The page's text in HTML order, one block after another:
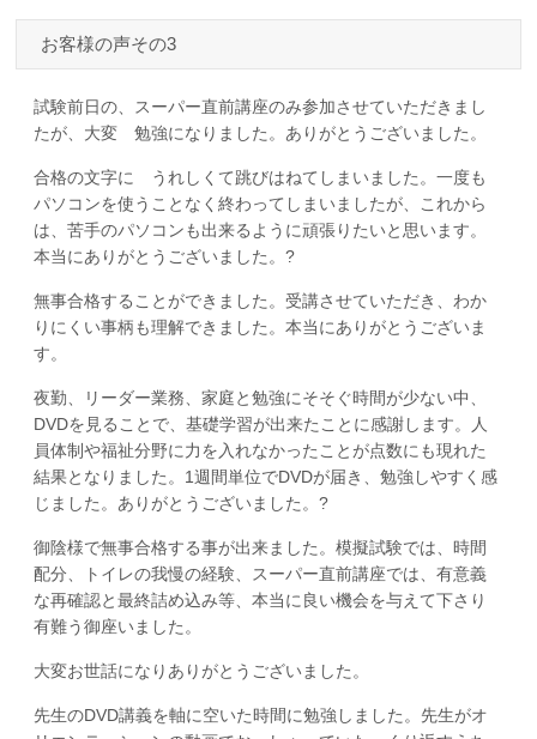
お客様の声その3
試験前日の、スーパー直前講座のみ参加させていただきまし
たが、大変 勉強になりました。ありがとうございました。
合格の文字に うれしくて跳びはねてしまいました。一度も
パソコンを使うことなく終わってしまいましたが、これから
は、苦手のパソコンも出来るように頑張りたいと思います。
本当にありがとうございました。?
無事合格することができました。受講させていただき、わか
りにくい事柄も理解できました。本当にありがとうございま
す。
夜勤、リーダー業務、家庭と勉強にそそぐ時間が少ない中、
DVDを見ることで、基礎学習が出来たことに感謝します。人
員体制や福祉分野に力を入れなかったことが点数にも現れた
結果となりました。1週間単位でDVDが届き、勉強しやすく感
じました。ありがとうございました。?
御陰様で無事合格する事が出来ました。模擬試験では、時間
配分、トイレの我慢の経験、スーパー直前講座では、有意義
な再確認と最終詰め込み等、本当に良い機会を与えて下さり
有難う御座いました。
大変お世話になりありがとうございました。
先生のDVD講義を軸に空いた時間に勉強しました。先生がオ